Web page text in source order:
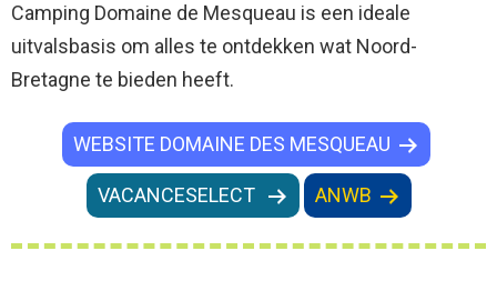
Camping Domaine de Mesqueau is een ideale
uitvalsbasis om alles te ontdekken wat Noord-
Bretagne te bieden heeft.
WEBSITE DOMAINE DES MESQUEAU
VACANCESELECT ANWB